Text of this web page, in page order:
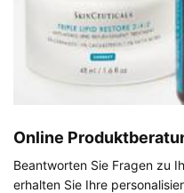
Online
Beantworten Sie Fragen zu
erhalten Sie Ihre